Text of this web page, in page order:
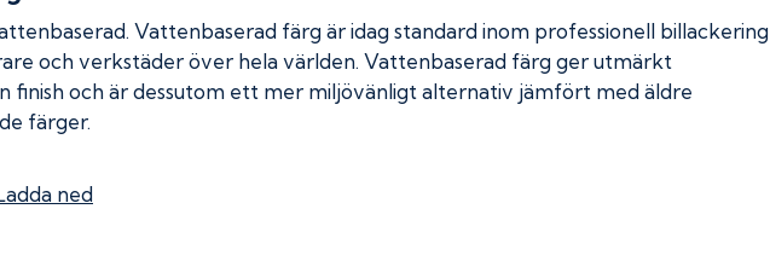
Vattenbaserad färg är idag standard inom professionell billackering
och verkstäder över hela världen. Vattenbaserad färg ger utmärkt
finish och är dessutom ett mer miljövänligt alternativ jämfört med äldre
färger.
ned